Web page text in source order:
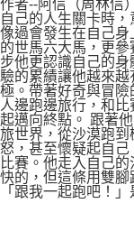
作者--阿信（周林信
自己的人生關卡時
像過會發生在自己
的世馬六大馬，更
步他更認識自己的
驗的累績讓他越來
極。帶著好奇與冒
人邊跑邊旅行，和
起邁向終點。 跟著
旅世界，從沙漠跑
怒，甚至懷疑起自
比賽。他走入自己
快的，但這條用雙腳
「跟我一起跑吧！